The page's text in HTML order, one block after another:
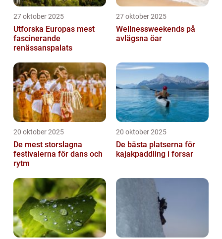
27 oktober 2025
Utforska Europas mest
fascinerande
renässanspalats
27 oktober 2025
Wellnessweekends på
avlägsna öar
20 oktober 2025
De mest storslagna
festivalerna för dans och
rytm
20 oktober 2025
De bästa platserna för
kajakpaddling i forsar